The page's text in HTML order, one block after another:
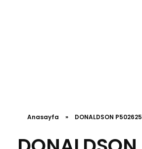
Anasayfa » DONALDSON P502625